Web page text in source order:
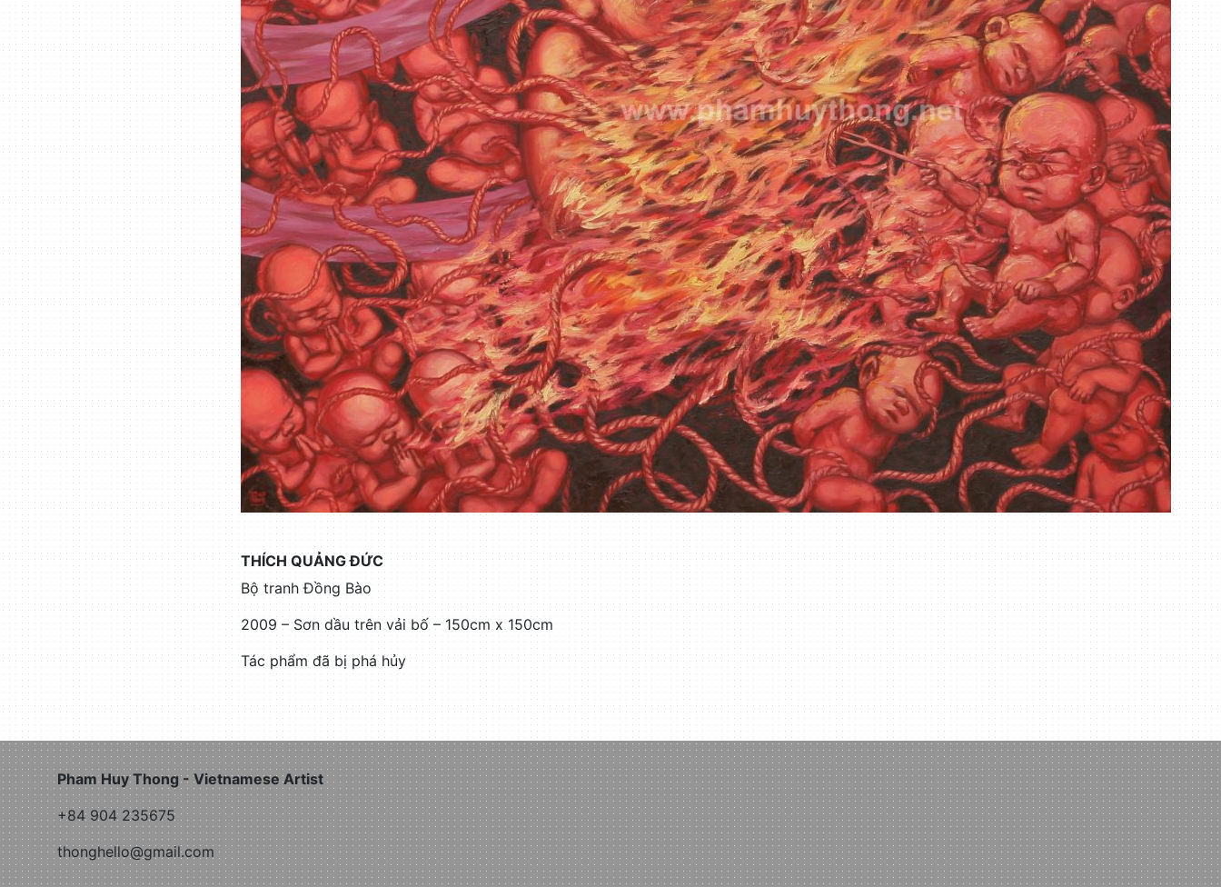
THÍCH QUẢNG ĐỨC
Bộ tranh Đồng Bào
2009 – Sơn dầu trên vải bố – 150cm x 150cm
Tác phẩm đã bị phá hủy
Pham Huy Thong - Vietnamese Artist
+84 904 235675
thonghello@gmail.com